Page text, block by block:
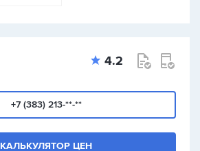
4.2
+7 (383) 213-**-**
КАЛЬКУЛЯТОР ЦЕН